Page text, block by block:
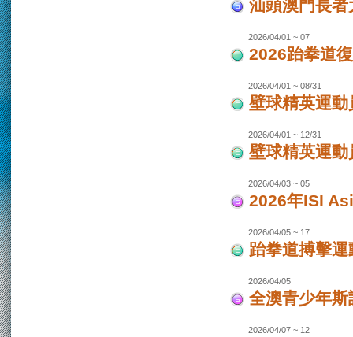
汕頭澳門長
2026/04/01 ~ 07
2026跆拳道
2026/04/01 ~ 08/31
壁球精英運
2026/04/01 ~ 12/31
壁球精英運
2026/04/03 ~ 05
2026年ISI
2026/04/05 ~ 17
跆拳道搏擊
2026/04/05
全澳青少年
2026/04/07 ~ 12